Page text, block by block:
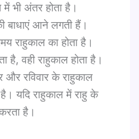
भी अंतर होता है।
बाधाएं आने लगती हैं।
राहुकाल का होता है।
वही राहुकाल होता है।
और रविवार के राहुकाल
यदि राहुकाल में राहु के
है।